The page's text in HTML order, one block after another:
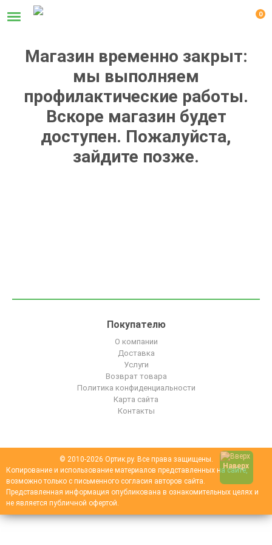
0
Магазин временно закрыт:
мы выполняем
профилактические работы.
Вскоре магазин будет
доступен. Пожалуйста,
зайдите позже.
Покупателю
О компании
Доставка
Услуги
Возврат товара
Политика конфиденциальности
Карта сайта
Контакты
© 2010-2026 Ортик.ру. Все права защищены.
Копирование и использование материалов представленных на сайте,
возможно только с письменного согласия авторов сайта.
Представленная информация опубликована в ознакомительных целях и
не является публичной офертой.
Наверх